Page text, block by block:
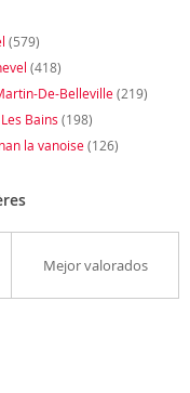
(579)
(418)
De-Belleville(219)
Bains (198)
la vanoise(126)
Mejor valorados